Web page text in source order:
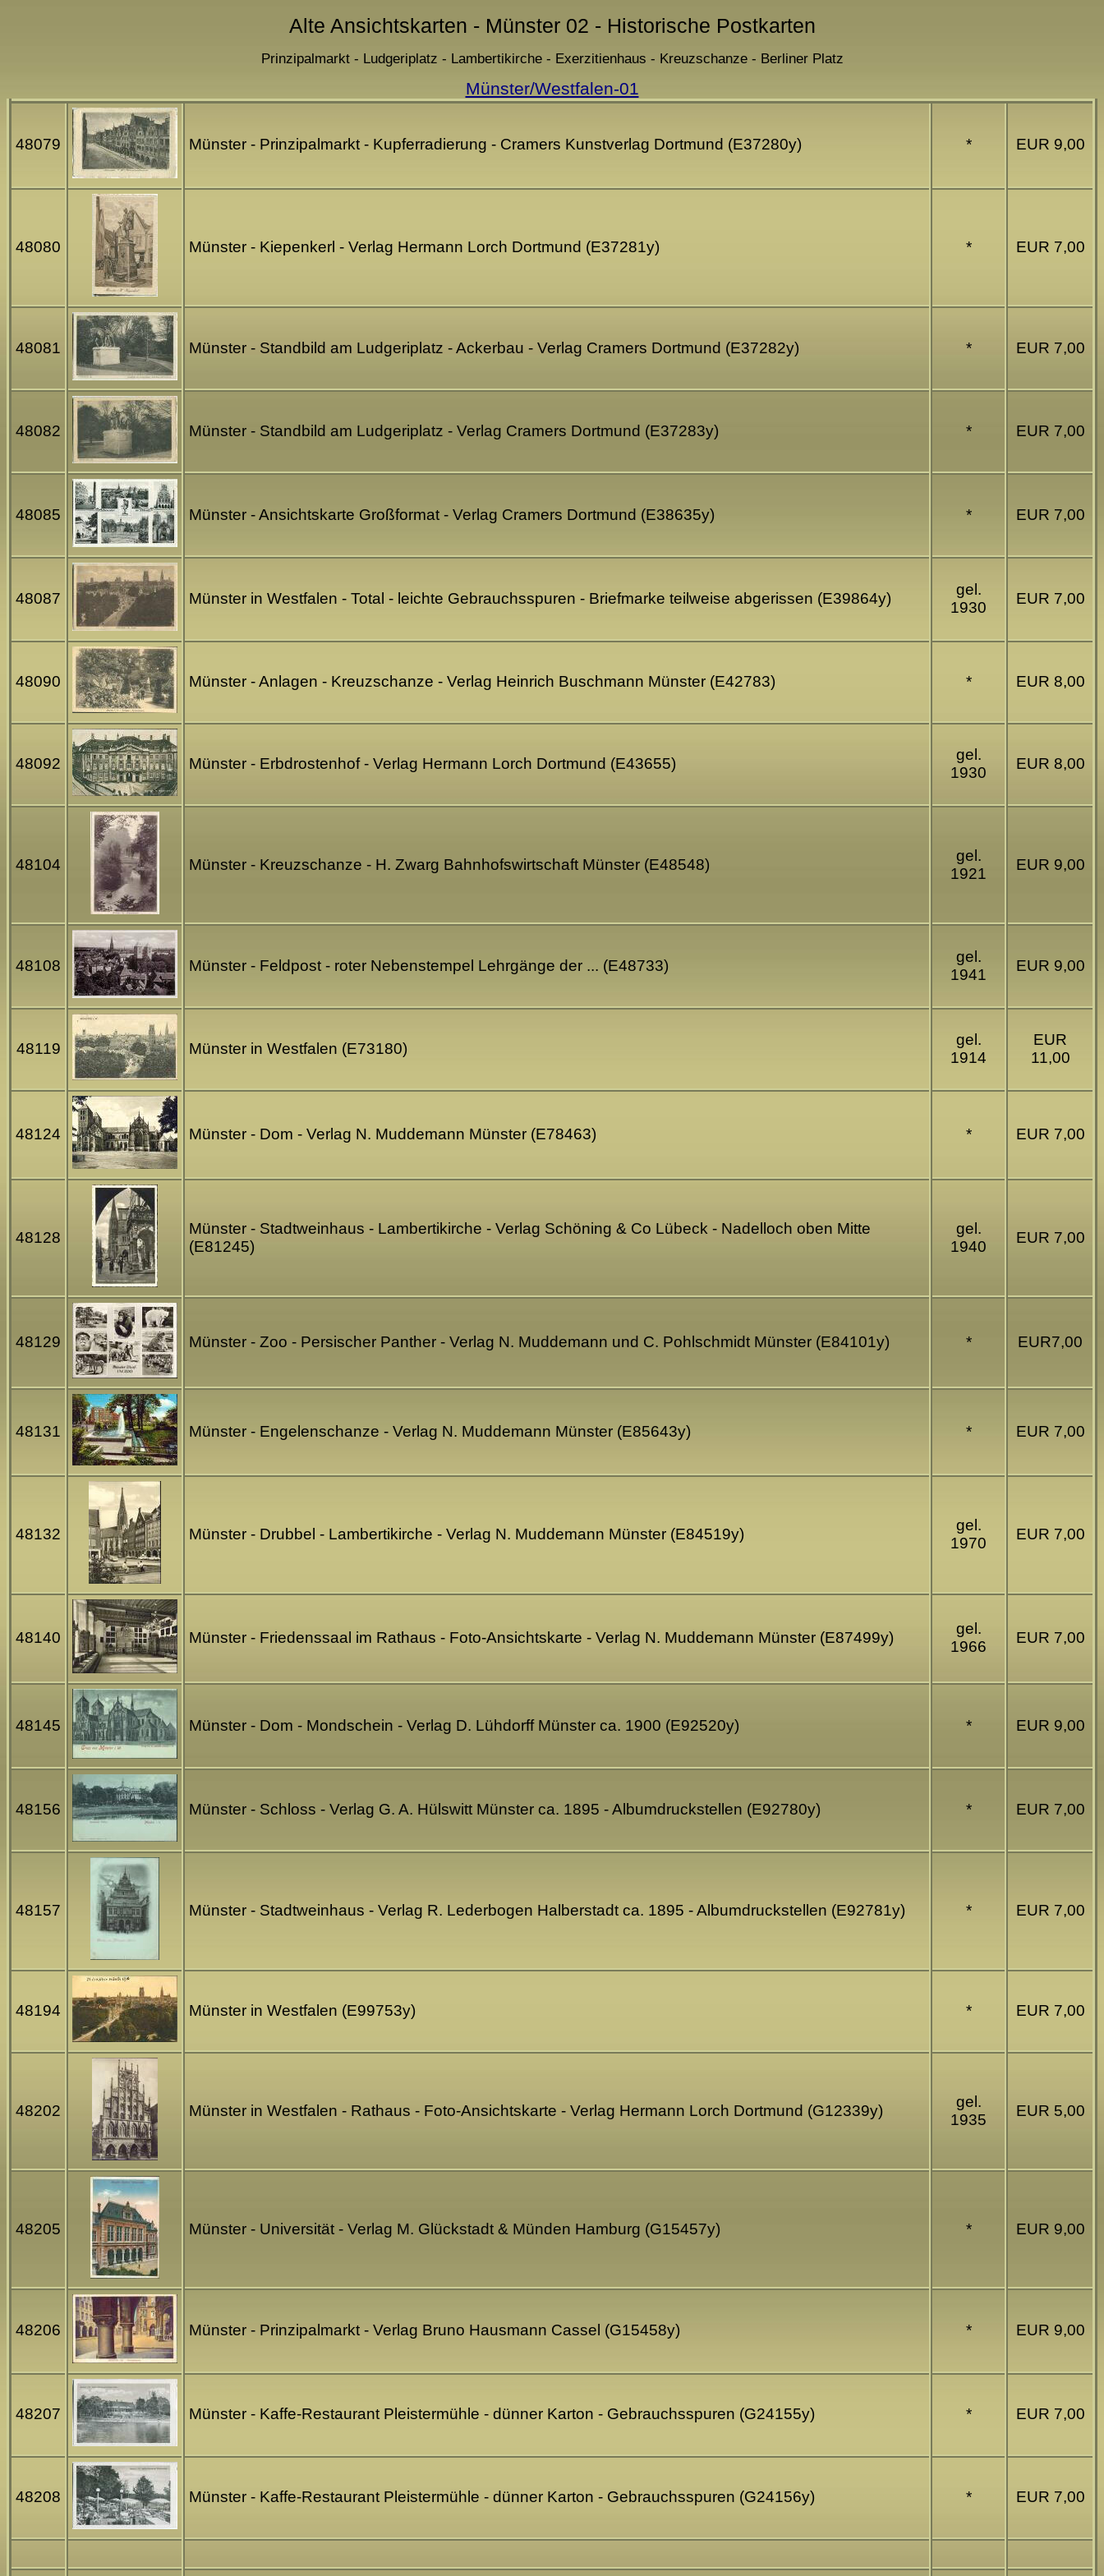
Alte Ansichtskarten - Münster 02 - Historische Postkarten
Prinzipalmarkt - Ludgeriplatz - Lambertikirche - Exerzitienhaus - Kreuzschanze - Berliner Platz
Münster/Westfalen-01
48079 Münster - Prinzipalmarkt - Kupferradierung - Cramers Kunstverlag Dortmund (E37280y) * EUR 9,00
48080 Münster - Kiepenkerl - Verlag Hermann Lorch Dortmund (E37281y) * EUR 7,00
48081 Münster - Standbild am Ludgeriplatz - Ackerbau - Verlag Cramers Dortmund (E37282y) * EUR 7,00
48082 Münster - Standbild am Ludgeriplatz - Verlag Cramers Dortmund (E37283y) * EUR 7,00
48085 Münster - Ansichtskarte Großformat - Verlag Cramers Dortmund (E38635y) * EUR 7,00
48087 Münster in Westfalen - Total - leichte Gebrauchsspuren - Briefmarke teilweise abgerissen (E39864y)
gel.
1930
EUR 7,00
48090 Münster - Anlagen - Kreuzschanze - Verlag Heinrich Buschmann Münster (E42783) * EUR 8,00
48092 Münster - Erbdrostenhof - Verlag Hermann Lorch Dortmund (E43655)
gel.
1930
EUR 8,00
48104 Münster - Kreuzschanze - H. Zwarg Bahnhofswirtschaft Münster (E48548)
gel.
1921
EUR 9,00
48108 Münster - Feldpost - roter Nebenstempel Lehrgänge der ... (E48733)
gel.
1941
EUR 9,00
48119 Münster in Westfalen (E73180)
gel.
1914
EUR
11,00
48124 Münster - Dom - Verlag N. Muddemann Münster (E78463) * EUR 7,00
48128
Münster - Stadtweinhaus - Lambertikirche - Verlag Schöning & Co Lübeck - Nadelloch oben Mitte
(E81245)
gel.
1940
EUR 7,00
48129 Münster - Zoo - Persischer Panther - Verlag N. Muddemann und C. Pohlschmidt Münster (E84101y) * EUR7,00
48131 Münster - Engelenschanze - Verlag N. Muddemann Münster (E85643y) * EUR 7,00
48132 Münster - Drubbel - Lambertikirche - Verlag N. Muddemann Münster (E84519y)
gel.
1970
EUR 7,00
48140 Münster - Friedenssaal im Rathaus - Foto-Ansichtskarte - Verlag N. Muddemann Münster (E87499y)
gel.
1966
EUR 7,00
48145 Münster - Dom - Mondschein - Verlag D. Lühdorff Münster ca. 1900 (E92520y) * EUR 9,00
48156 Münster - Schloss - Verlag G. A. Hülswitt Münster ca. 1895 - Albumdruckstellen (E92780y) * EUR 7,00
48157 Münster - Stadtweinhaus - Verlag R. Lederbogen Halberstadt ca. 1895 - Albumdruckstellen (E92781y) * EUR 7,00
48194 Münster in Westfalen (E99753y) * EUR 7,00
48202 Münster in Westfalen - Rathaus - Foto-Ansichtskarte - Verlag Hermann Lorch Dortmund (G12339y)
gel.
1935
EUR 5,00
48205 Münster - Universität - Verlag M. Glückstadt & Münden Hamburg (G15457y) * EUR 9,00
48206 Münster - Prinzipalmarkt - Verlag Bruno Hausmann Cassel (G15458y) * EUR 9,00
48207 Münster - Kaffe-Restaurant Pleistermühle - dünner Karton - Gebrauchsspuren (G24155y) * EUR 7,00
48208 Münster - Kaffe-Restaurant Pleistermühle - dünner Karton - Gebrauchsspuren (G24156y) * EUR 7,00